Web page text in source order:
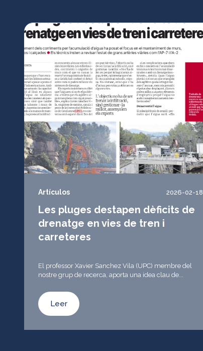
Artículos 2026-02-18
Les pluges destapen dèficits de
drenatge en vies de tren i
carreteres
El professor Xavier Sanchez Vila (UPC) membre del
nostre grup de recerca, aporta una idea clau de...
Leer